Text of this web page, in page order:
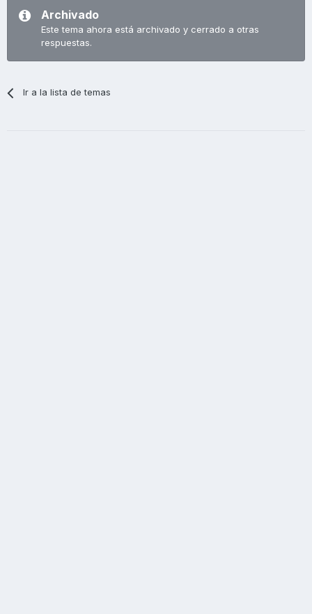
Archivado
Este tema ahora está archivado y cerrado a otras
respuestas.
Ir a la lista de temas